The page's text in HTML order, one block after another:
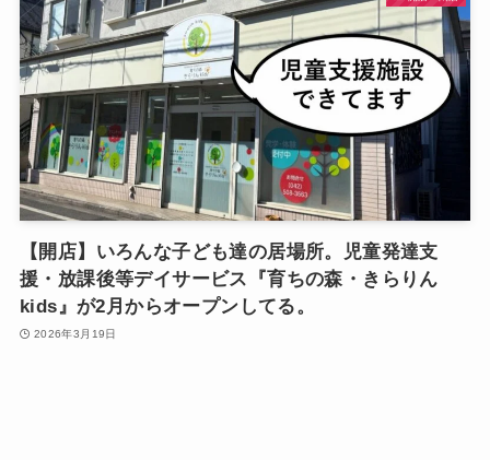
【開店】いろんな子ども達の居場所。児童発達支
援・放課後等デイサービス『育ちの森・きらりん
kids』が2月からオープンしてる。
2026年3月19日